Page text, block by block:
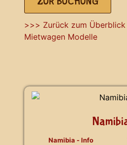
>>> Zurück zum
Mietwagen Modelle
Namibia - Info